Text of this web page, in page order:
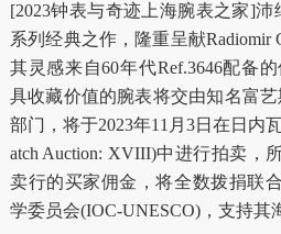
[2023钟表与奇迹上海腕表之家]沛
系列经典之作，隆重呈献Radiomir
其灵感来自60年代Ref.3646配备
具收藏价值的腕表将交由知名富
部门，将于2023年11月3日在日内
atch Auction: XVIII)中进行拍卖，
卖行的买家佣金，将全数拨捐联
学委员会(IOC-UNESCO)，支持其